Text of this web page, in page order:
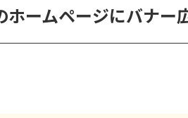
ホームページにバナー